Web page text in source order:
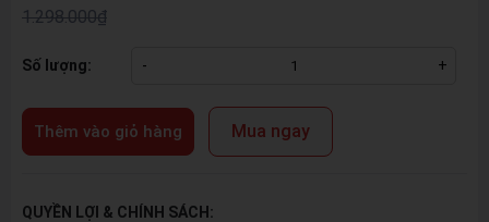
1.298.000₫
Số lượng: - +
Thêm vào giỏ hàng Mua ngay
QUYỀN LỢI & CHÍNH SÁCH: